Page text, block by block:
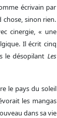
écrivain par
sinon rien.
cinergie, « une
Il écrit cinq
le désopilant Les
le pays du soleil
les mangas
dans sa vie